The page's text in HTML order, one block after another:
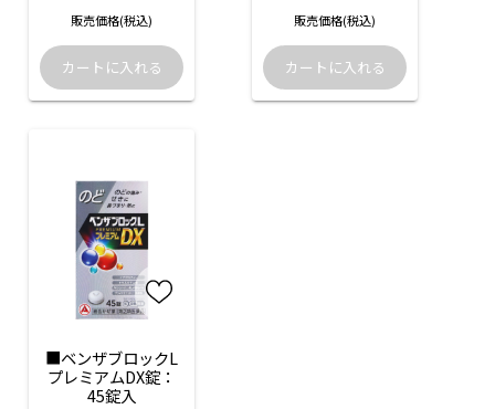
販売価格(税込) 販売価格(税込)
■ベンザブロックL
プレミアムDX錠：
45錠入